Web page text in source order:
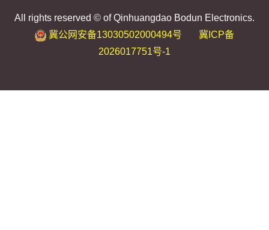
All rights reserved © of Qinhuangdao Bodun Electronics.
冀公网安备13030502000494号
冀ICP备
2026017751号-1